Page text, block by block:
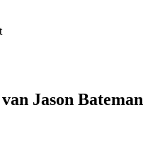
Jason Bateman